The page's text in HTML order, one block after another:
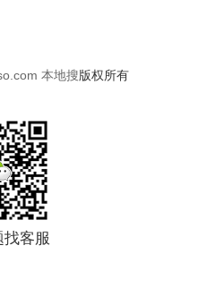
本地搜版权所有
客服